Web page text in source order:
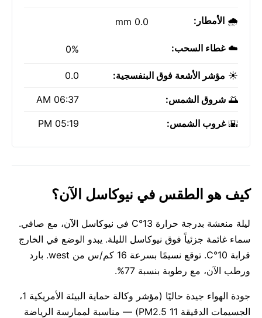
🌧️ الأمطار: 0.0 mm
☁️غطاء السحب: 0%
☀️ مؤشر الأشعة فوق البنفسجية: 0.0
🌅 شروق الشمس: 06:37 AM
🌇غروب الشمس: 05:19 PM
كيف هو الطقس في نيوكاسل الآن؟
ليلة منعشة بدرجة حرارة 13°C في نيوكاسل الآن، مع صافي.
سماء غائمة جزئياً فوق نيوكاسل الليلة. يبدو الوضع في الخارج
قرابة 10°C. توقع نسيمًا بسرعة 16 كم/س من west. بارد
ورطب الآن، مع رطوبة بنسبة 77%.
جودة الهواء جيدة حاليًا (مؤشر وكالة حماية البيئة الأمريكية 1،
الجسيمات الدقيقة PM2.5 11) — مناسبة لممارسة الرياضة